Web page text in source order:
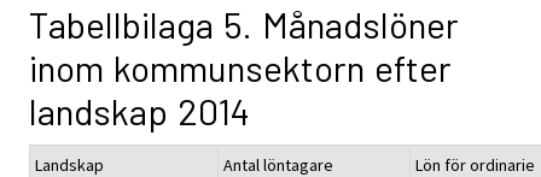
Tabellbilaga 5. Månadslöner
inom kommunsektorn efter
landskap 2014
Landskap Antal löntagare
Lön för ordinarie